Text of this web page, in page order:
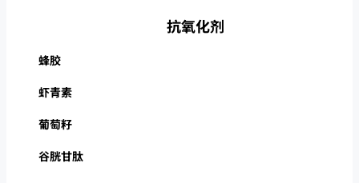
抗氧化剂
蜂胶
虾青素
葡萄籽
谷胱甘肽